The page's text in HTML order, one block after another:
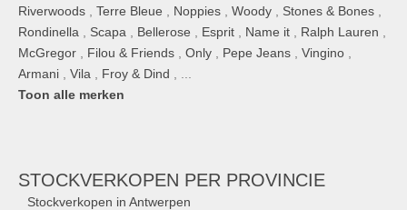
Riverwoods
Terre Bleue Noppies Woody Stones & Bones
Rondinella
Scapa Bellerose Esprit Name it Ralph Lauren
McGregor
Filou & Friends Only Pepe Jeans Vingino
Armani
Vila Froy & Dind
Toon alle merken
STOCKVERKOPEN PER PROVINCIE
Stockverkopen in Antwerpen